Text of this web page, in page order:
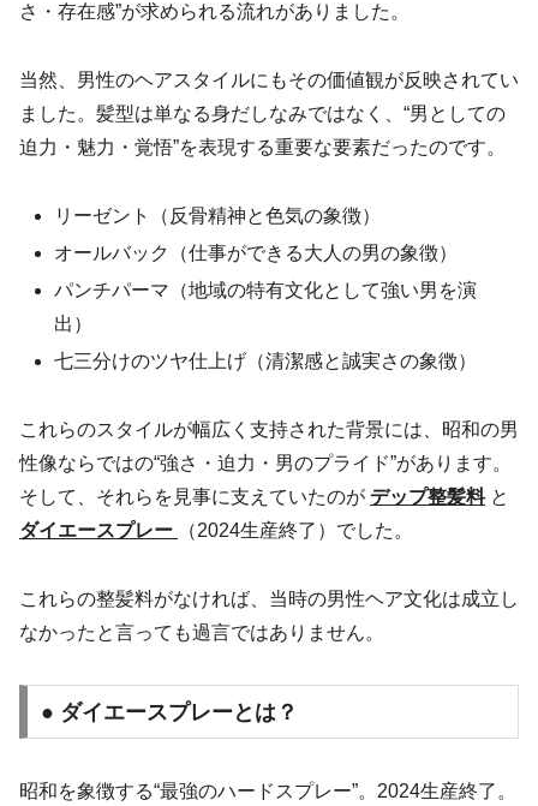
さ・存在感”が求められる流れがありました。
当然、男性のヘアスタイルにもその価値観が反映されてい
ました。髪型は単なる身だしなみではなく、“男としての
迫力・魅力・覚悟”を表現する重要な要素だったのです。
リーゼント（反骨精神と色気の象徴）
オールバック（仕事ができる大人の男の象徴）
パンチパーマ（地域の特有文化として強い男を演
出）
七三分けのツヤ仕上げ（清潔感と誠実さの象徴）
これらのスタイルが幅広く支持された背景には、昭和の男
性像ならではの“強さ・迫力・男のプライド”があります。
そして、それらを見事に支えていたのが デップ整髪料と
ダイエースプレー
（2024生産終了）でした。
これらの整髪料がなければ、当時の男性ヘア文化は成立し
なかったと言っても過言ではありません。
● ダイエースプレーとは？
昭和を象徴する“最強のハードスプレー”。2024生産終了。